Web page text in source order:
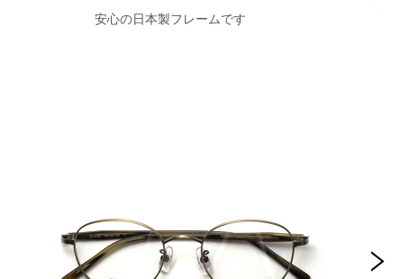
安心の日本製フレームです